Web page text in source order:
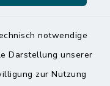
notwendige
Darstellung unserer
zur Nutzung